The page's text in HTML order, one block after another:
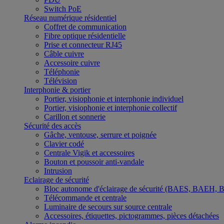
Switch PoE
Réseau numérique résidentiel
Coffret de communication
Fibre optique résidentielle
Prise et connecteur RJ45
Câble cuivre
Accessoire cuivre
Téléphonie
Télévision
Interphonie & portier
Portier, visiophonie et interphonie individuel
Portier, visiophonie et interphonie collectif
Carillon et sonnerie
Sécurité des accès
Gâche, ventouse, serrure et poignée
Clavier codé
Centrale Vigik et accessoires
Bouton et poussoir anti-vandale
Intrusion
Eclairage de sécurité
Bloc autonome d'éclairage de sécurité (BAES,
Télécommande et centrale
Luminaire de secours sur source centrale
Accessoires, étiquettes, pictogrammes, pièces détachées